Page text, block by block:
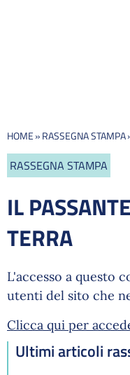
HOME»RASSEGNA STAMPA
RASSEGNA STAMPA
IL
TERRA
L'accesso a questo
utenti del sito che
Clicca qui per
Ultimi articoli